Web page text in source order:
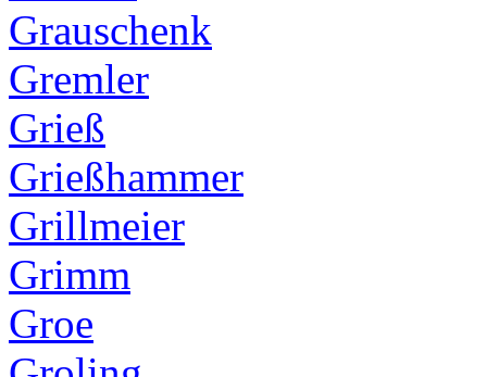
Grauschenk
Gremler
Grieß
Grießhammer
Grillmeier
Grimm
Groe